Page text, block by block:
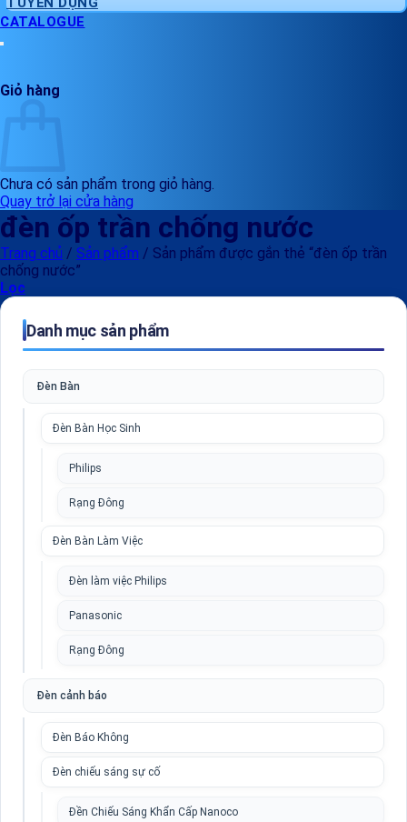
CATALOGUE
Giỏ hàng
Chưa có sản phẩm trong giỏ hàng.
Quay trở lại cửa hàng
đèn ốp trần chống nước
Trang chủ / Sản phẩm / Sản phẩm được gắn thẻ “đèn ốp trần
chống nước”
Lọc
Danh mục sản phẩm
Đèn Bàn
Đèn Bàn Học Sinh
Philips
Rạng Đông
Đèn Bàn Làm Việc
Đèn làm việc Philips
Panasonic
Rạng Đông
Đèn cảnh báo
Đèn Báo Không
Đèn chiếu sáng sự cố
Đền Chiếu Sáng Khẩn Cấp Nanoco